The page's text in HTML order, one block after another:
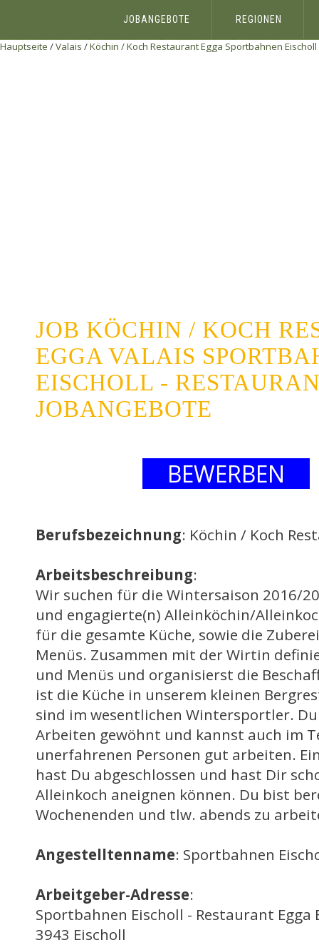
JOBANGEBOTE REGIONEN
Hauptseite /Valais /Köchin / Koch Restaurant Egga Sportbahnen
JOB KÖCHIN / KOCH
EGGA VALAIS
EISCHOLL -
JOBANGEBOTE
BEWERBEN
Berufsbezeichnung: Köchin / Koch
Arbeitsbeschreibung:
Wir suchen für die Wintersaison 2016/
und engagierte(n) Alleinköchin/
für die gesamte Küche, sowie die
Menüs. Zusammen mit der Wirtin
und Menüs und organisierst die
ist die Küche in unserem kleinen
sind im wesentlichen Wintersportler.
Arbeiten gewöhnt und kannst auch im
unerfahrenen Personen gut arbeiten.
hast Du abgeschlossen und hast Dir
Alleinkoch aneignen können. Du bist
Wochenenden und tlw. abends zu
Angestelltenname: Sportbahnen
Arbeitgeber-Adresse:
Sportbahnen Eischoll - Restaurant Egga
3943 Eischoll